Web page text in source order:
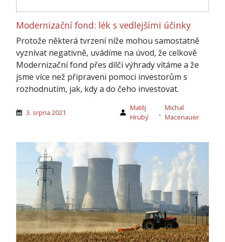
Modernizační fond: lék s vedlejšími účinky
Protože některá tvrzení níže mohou samostatně
vyznívat negativně, uvádíme na úvod, že celkově
Modernizační fond přes dílčí výhrady vítáme a že
jsme více než připraveni pomoci investorům s
rozhodnutím, jak, kdy a do čeho investovat.
3. srpna 2021
Matěj
Hrubý
Michal
Macenauer